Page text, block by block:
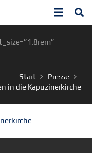
Start
Presse
in die Kapuzinerkirche